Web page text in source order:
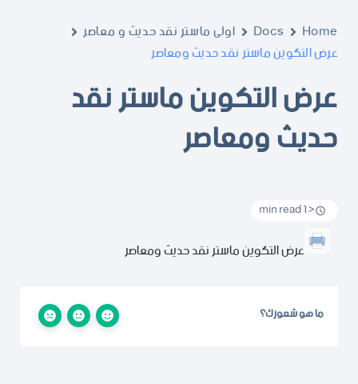
Home
Docs اولى ماستر نقد حديث و معاصر
عرض التكوين ماستر نقد حديث ومعاصر
عرض التكوين ماستر نقد
حديث ومعاصر
< 1 min read
عرض التكوين ماستر نقد حديث ومعاصر
ما هو شعورك؟